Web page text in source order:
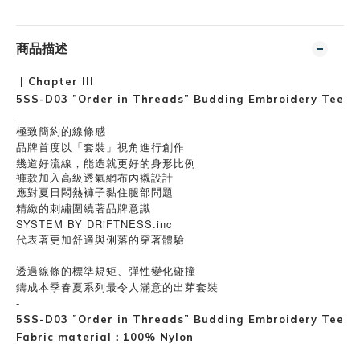
商品描述
| Chapter lll
5SS-D03 ”Order in Threads” Budding Embroidery Tee
-
極致簡約的線條感
品牌首度以「套裝」視角進行創作
幾道好流線，能造就更好的身形比例
褲款加入高級透氣網布內襯設計
應對夏日悶熱褲子黏住腿部問題
精緻的刺繡圍繞著品牌意識
SYSTEM BY DRiFTNESS.inc
代表著更加舒適與俐落的穿著體驗
透過線條的標準規矩、彈性變化碰撞
鑄成本季春夏系列最令人滿意的出芽套裝
-
5SS-D03 ”Order in Threads” Budding Embroidery Tee
Fabric material：100% Nylon